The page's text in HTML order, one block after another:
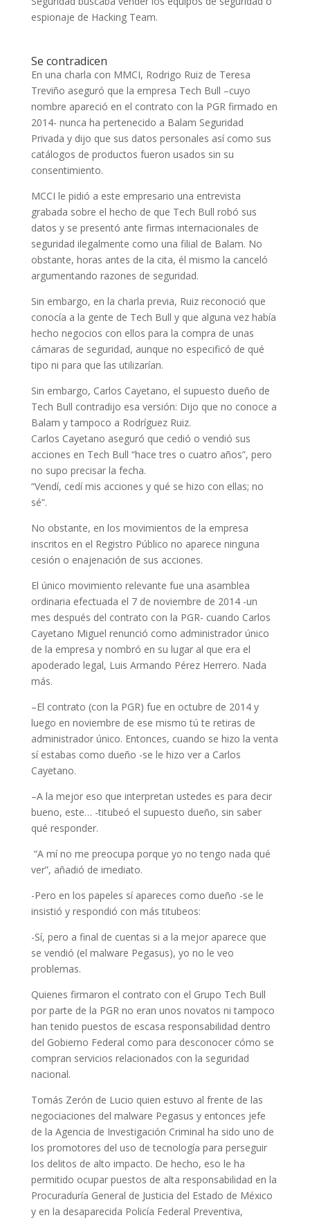
espionaje de Hacking Team.
Se contradicen
En una charla con MMCI, Rodrigo Ruiz de Teresa
Treviño aseguró que la empresa Tech Bull –cuyo
nombre apareció en el contrato con la PGR firmado en
2014- nunca ha pertenecido a Balam Seguridad
Privada y dijo que sus datos personales así como sus
catálogos de productos fueron usados sin su
consentimiento.
MCCI le pidió a este empresario una entrevista
grabada sobre el hecho de que Tech Bull robó sus
datos y se presentó ante firmas internacionales de
seguridad ilegalmente como una filial de Balam. No
obstante, horas antes de la cita, él mismo la canceló
argumentando razones de seguridad.
Sin embargo, en la charla previa, Ruiz reconoció que
conocía a la gente de Tech Bull y que alguna vez había
hecho negocios con ellos para la compra de unas
cámaras de seguridad, aunque no especificó de qué
tipo ni para que las utilizarían.
Sin embargo, Carlos Cayetano, el supuesto dueño de
Tech Bull contradijo esa versión: Dijo que no conoce a
Balam y tampoco a Rodríguez Ruiz.
Carlos Cayetano aseguró que cedió o vendió sus
acciones en Tech Bull “hace tres o cuatro años”, pero
no supo precisar la fecha.
“Vendí, cedí mis acciones y qué se hizo con ellas; no
sé”.
No obstante, en los movimientos de la empresa
inscritos en el Registro Público no aparece ninguna
cesión o enajenación de sus acciones.
El único movimiento relevante fue una asamblea
ordinaria efectuada el 7 de noviembre de 2014 -un
mes después del contrato con la PGR- cuando Carlos
Cayetano Miguel renunció como administrador único
de la empresa y nombró en su lugar al que era el
apoderado legal, Luis Armando Pérez Herrero. Nada
más.
–El contrato (con la PGR) fue en octubre de 2014 y
luego en noviembre de ese mismo tú te retiras de
administrador único. Entonces, cuando se hizo la venta
sí estabas como dueño -se le hizo ver a Carlos
Cayetano.
–A la mejor eso que interpretan ustedes es para decir
bueno, este… -titubeó el supuesto dueño, sin saber
qué responder.
“A mí no me preocupa porque yo no tengo nada qué
ver”, añadió de imediato.
-Pero en los papeles sí apareces como dueño -se le
insistió y respondió con más titubeos:
-Sí, pero a final de cuentas si a la mejor aparece que
se vendió (el malware Pegasus), yo no le veo
problemas.
Quienes firmaron el contrato con el Grupo Tech Bull
por parte de la PGR no eran unos novatos ni tampoco
han tenido puestos de escasa responsabilidad dentro
del Gobierno Federal como para desconocer cómo se
compran servicios relacionados con la seguridad
nacional.
Tomás Zerón de Lucio quien estuvo al frente de las
negociaciones del malware Pegasus y entonces jefe
de la Agencia de Investigación Criminal ha sido uno de
los promotores del uso de tecnología para perseguir
los delitos de alto impacto. De hecho, eso le ha
permitido ocupar puestos de alta responsabilidad en la
Procuraduría General de Justicia del Estado de México
y en la desaparecida Policía Federal Preventiva,